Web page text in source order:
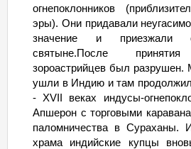
огнепоклонников
эры). Они придавали
значение и приезжали
святыне.После
зороастрийцев был разрушен.
ушли в Индию и там
- XVII веках индусы-
Апшерон с торговыми
паломничества в Сураханы.
храма индийские купцы